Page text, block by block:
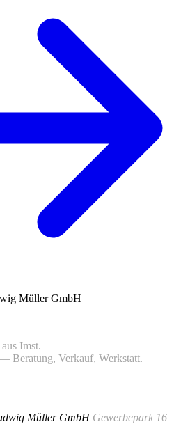
Müller GmbH
Imst.
Beratung, Verkauf, Werkstatt.
Müller GmbH Gewerbepark 16